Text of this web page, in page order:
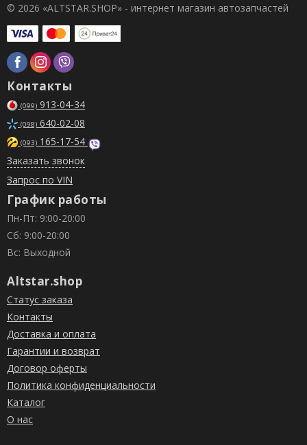
© 2026 «ALTSTAR.SHOP» - интернет магазин автозапчастей
Контакты
(099) 913-04-34
(098) 640-02-08
(093) 165-17-54
Заказать звонок
Запрос по VIN
График работы
Пн-Пт: 9:00-20:00
Сб: 9:00-20:00
Вс: Выходной
Altstar.shop
Статус заказа
Контакты
Доставка и оплата
Гарантии и возврат
Договор оферты
Политика конфиденциальности
Каталог
О нас